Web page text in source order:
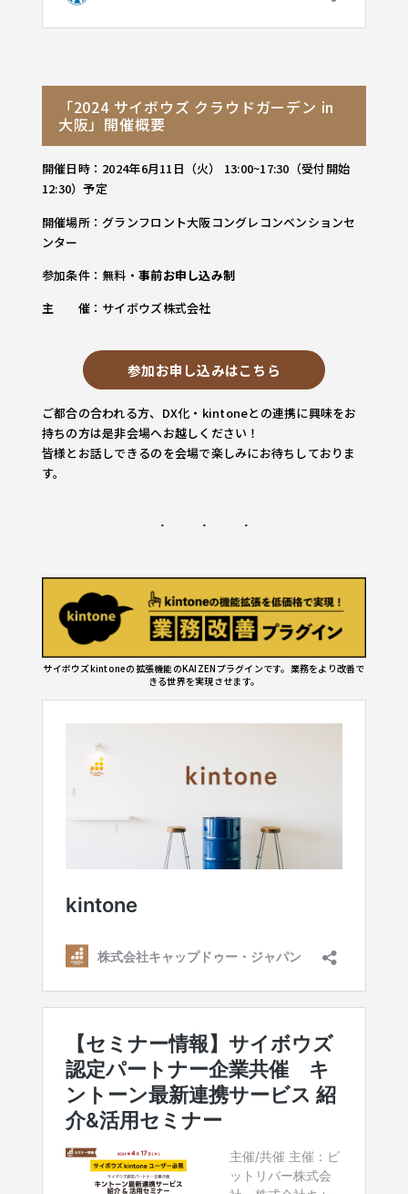
「2024 サイボウズ クラウドガーデン in
大阪」開催概要
開催日時：2024年6月11日（火） 13:00~17:30（受付開始
12:30）予定
開催場所：グランフロント大阪コングレコンベンションセ
ンター
参加条件：無料・事前お申し込み制
主 催：サイボウズ株式会社
参加お申し込みはこちら
ご都合の合われる方、DX化・kintoneとの連携に興味をお
持ちの方は是非会場へお越しください！
皆様とお話しできるのを会場で楽しみにお待ちしておりま
す。
サイボウズkintoneの拡張機能のKAIZENプラグインです。業務をより改善で
きる世界を実現させます。